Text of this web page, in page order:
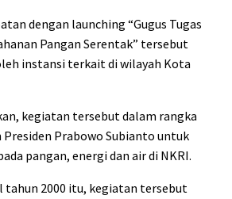
dengan launching “Gugus Tugas
Pangan Serentak” tersebut
instansi terkait di wilayah Kota
kegiatan tersebut dalam rangka
Prabowo Subianto untuk
pangan, energi dan air di NKRI.
tahun 2000 itu, kegiatan tersebut